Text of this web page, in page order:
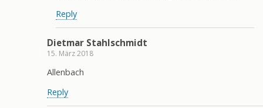
Reply
Dietmar Stahlschmidt
15. März 2018
Allenbach
Reply